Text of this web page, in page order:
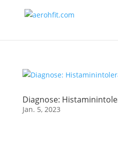
Diagnose:
Jan. 5, 2023